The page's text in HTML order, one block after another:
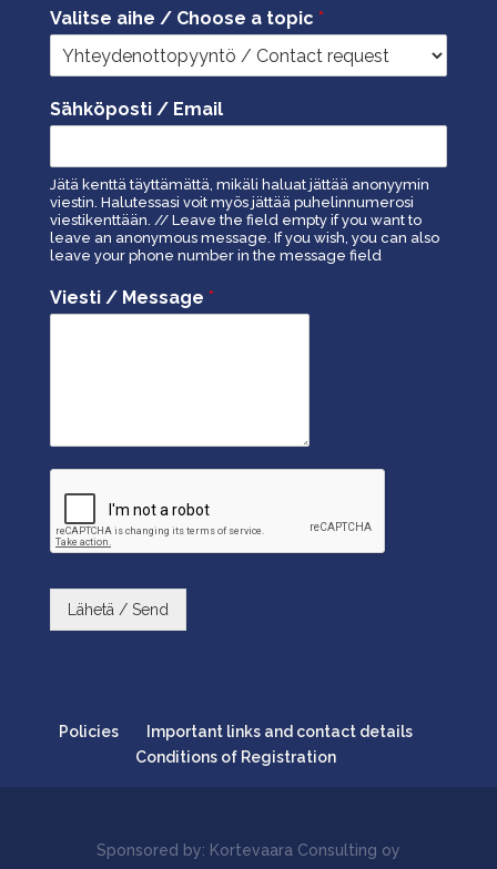
Valitse aihe / Choose a topic *
Sähköposti / Email
Jätä kenttä täyttämättä, mikäli haluat jättää anonyymin
viestin. Halutessasi voit myös jättää puhelinnumerosi
viestikenttään. // Leave the field empty if you want to
leave an anonymous message. If you wish, you can also
leave your phone number in the message field
Viesti / Message *
Lähetä / Send
Policies
Important links and contact details
Conditions of Registration
Sponsored by: Kortevaara Consulting oy